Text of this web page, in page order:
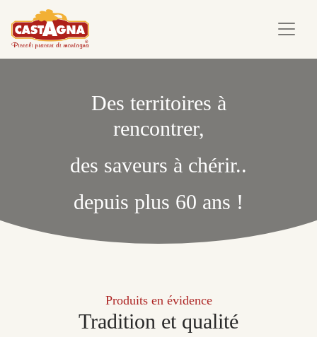
Des territoires à
rencontrer,
des saveurs à chérir..
depuis plus 60 ans !
Produits en évidence
Tradition et qualité